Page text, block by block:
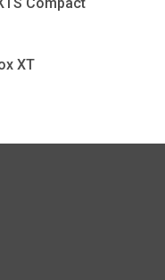
XT